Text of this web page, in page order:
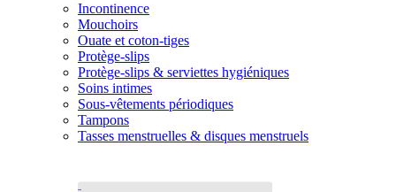
Incontinence
Mouchoirs
Ouate et coton-tiges
Protège-slips
Protège-slips & serviettes hygiéniques
Soins intimes
Sous-vêtements périodiques
Tampons
Tasses menstruelles & disques menstruels